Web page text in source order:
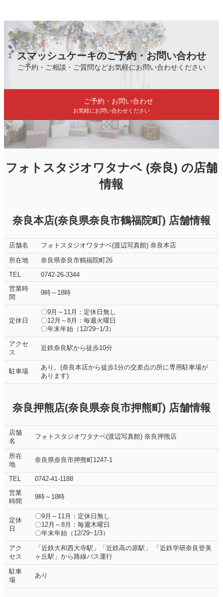
スマッシュケーキのご予約・お問い合わせ
ご予約・ご相談・ご質問などお気軽にお問い合わせください
ご予約・お問い合わせ
お気軽にお問い合わせください
フォトスタジオワタナベ (奈良) の店舗
情報
奈良本店(奈良県奈良市鶴福院町) 店舗情報
店舗名 フォトスタジオワタナベ(渡辺写真館) 奈良本店
所在地 奈良県奈良市鶴福院町26
TEL
0742-26-3344
営業時
間
9時～18時
定休日
〇9月～11月：定休日無し
〇12月～8月：毎週火曜日
〇年末年始（12/29~1/3）
アクセ
ス
近鉄奈良駅から徒歩10分
駐車場
あり。(奈良本店から徒歩1分の交差点の所に専用駐車場が
あります)
奈良押熊店(奈良県奈良市押熊町) 店舗情報
店舗
名
フォトスタジオワタナベ(渡辺写真館) 奈良押熊店
所在
地
奈良県奈良市押熊町1247-1
TEL
0742-41-1188
営業
時間
9時～18時
定休
日
〇9月～11月：定休日無し
〇12月～8月：毎週木曜日
〇年末年始（12/29~1/3）
アク
セス
「近鉄大和西大寺駅」「近鉄高の原駅」 「近鉄学研奈良登美
ヶ丘駅」から路線バス運行
駐車
場
あり